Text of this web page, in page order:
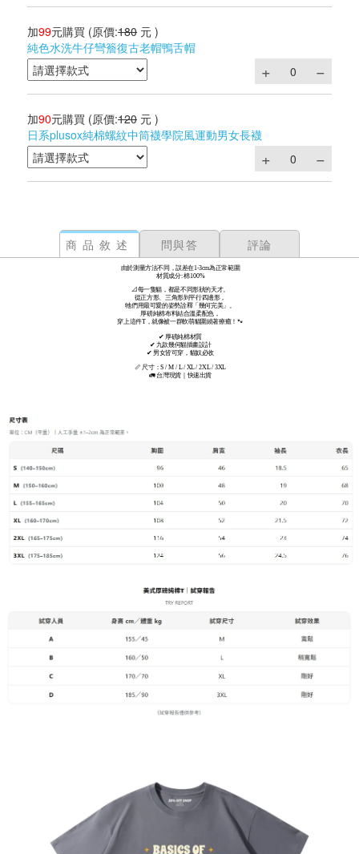
加99元購買 (原價:180 元 )
純色水洗牛仔彎簷復古老帽鴨舌帽
加90元購買 (原價:120 元 )
日系plusox純棉螺紋中筒襪學院風運動男女長襪
商品敘述 問與答 評論